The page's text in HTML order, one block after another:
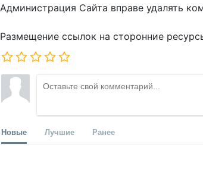
Администрация Сайта вправе удалять
Размещение ссылок на сторонние
Новые Лучшие Ранее